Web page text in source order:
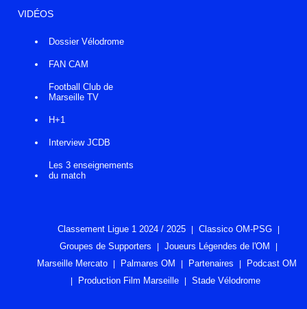
VIDÉOS
Dossier Vélodrome
FAN CAM
Football Club de
Marseille TV
H+1
Interview JCDB
Les 3 enseignements
du match
Classement Ligue 1 2024 / 2025
Classico OM-PSG
Groupes de Supporters
Joueurs Légendes de l'OM
Marseille Mercato
Palmares OM Partenaires
Podcast OM
Production Film Marseille
Stade Vélodrome